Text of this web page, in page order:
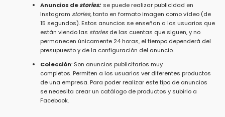
Anuncios destories: se puede realizar publicidad en
Instagram stories, tanto en formato imagen como vídeo (de
15 segundos). Estos anuncios se enseñan a los usuarios que
están viendo las storiesde las cuentas que siguen, y no
permanecen únicamente 24 horas, el tiempo dependerá del
presupuesto y de la configuración del anuncio.
Colección: Son anuncios publicitarios muy
completos. Permiten a los usuarios ver diferentes productos
de una empresa. Para poder realizar este tipo de anuncios
se necesita crear un catálogo de productos y subirlo a
Facebook.